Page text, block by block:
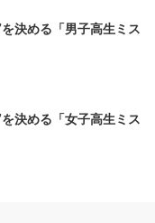
決める「男子高生ミス
決める「女子高生ミス